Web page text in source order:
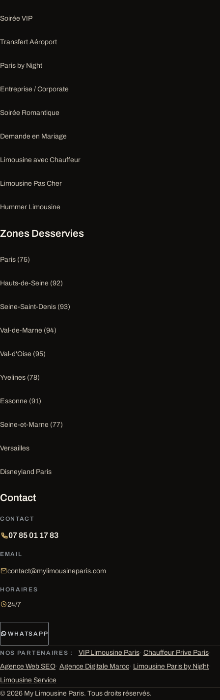
Soirée VIP
Transfert Aéroport
Paris by Night
Entreprise / Corporate
Soirée Romantique
Demande en Mariage
Limousine avec Chauffeur
Limousine Pas Cher
Hummer Limousine
Zones Desservies
Paris (75)
Hauts-de-Seine (92)
Seine-Saint-Denis (93)
Val-de-Marne (94)
Val-d'Oise (95)
Yvelines (78)
Essonne (91)
Seine-et-Marne (77)
Versailles
Disneyland Paris
Contact
CONTACT
07 85 01 17 83
EMAIL
contact@mylimousineparis.com
HORAIRES
24/7
WHATSAPP
NOS PARTENAIRES : VIP Limousine Paris· Chauffeur Prive Paris·
Agence Web SEO· Agence Digitale Maroc· Limousine Paris by Night·
Limousine Service
© 2026 My Limousine Paris. Tous droits réservés.